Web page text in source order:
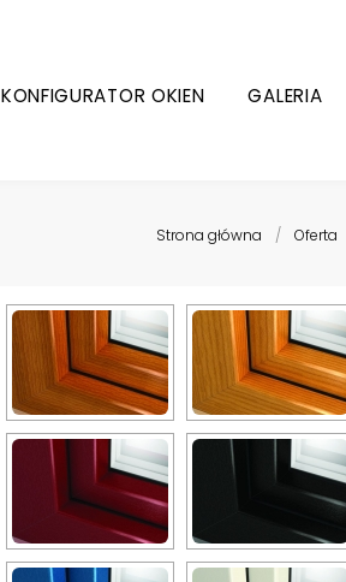
KONFIGURATOR OKIEN GALERIA
Strona główna / Oferta